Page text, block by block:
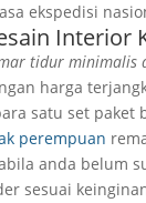
ekspedisi
Interior
tidur minimalis
harga
satu set paket
perempuan
anda belum
sesuai